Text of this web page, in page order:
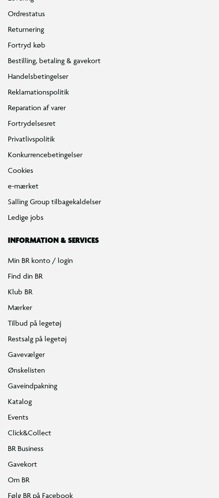
Ordrestatus
Returnering
Fortryd køb
Bestilling, betaling & gavekort
Handelsbetingelser
Reklamationspolitik
Reparation af varer
Fortrydelsesret
Privatlivspolitik
Konkurrencebetingelser
Cookies
e-mærket
Salling Group tilbagekaldelser
Ledige jobs
INFORMATION & SERVICES
Min BR konto / login
Find din BR
Klub BR
Mærker
Tilbud på legetøj
Restsalg på legetøj
Gavevælger
Ønskelisten
Gaveindpakning
Katalog
Events
Click&Collect
BR Business
Gavekort
Om BR
Følg BR på Facebook